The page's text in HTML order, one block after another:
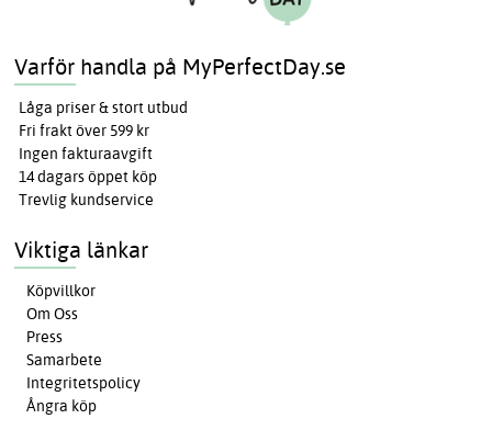
Varför handla på MyPerfectDay.se
Låga priser & stort utbud
Fri frakt över 599 kr
Ingen fakturaavgift
14 dagars öppet köp
Trevlig kundservice
Viktiga länkar
Köpvillkor
Om Oss
Press
Samarbete
Integritetspolicy
Ångra köp